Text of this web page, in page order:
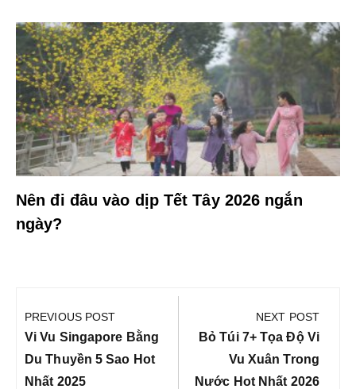
Nên đi đâu vào dịp Tết Tây 2026 ngắn
ngày?
hướng
bài
viết
PREVIOUS POST
Previous
Post:
Vi Vu Singapore Bằng
Du Thuyền 5 Sao Hot
Nhất 2025
NEXT POST
Next
Post:
Bỏ Túi 7+ Tọa Độ Vi
Vu Xuân Trong
Nước Hot Nhất 2026